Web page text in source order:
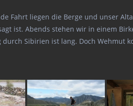
Fahrt liegen die Berge und unser
ist. Abends stehen wir in einem
Sibirien ist lang. Doch Wehmut